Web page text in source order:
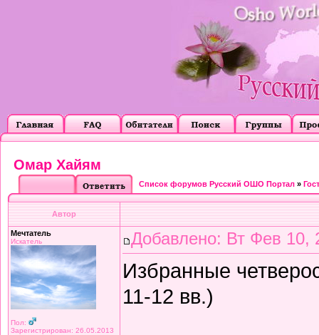
Омар Хайям
Список форумов Русский ОШО Портал »
Автор
Мечтатель
Искатель
Пол:
Зарегистрирован: 26.05.2013
Добавлено: Вт Фев 10,
Избранные
11-12 вв.)